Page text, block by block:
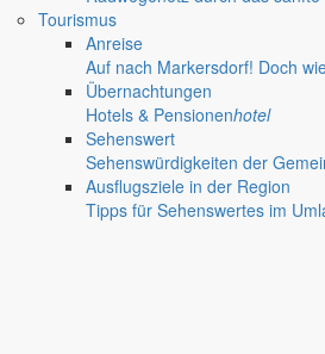
Tourismus
Anreise
Auf nach Markersdorf! Doch
Übernachtungen
Hotels & Pensionenhotel
Sehenswert
Sehenswürdigkeiten der
Ausflugsziele in der Region
Tipps für Sehenswertes im